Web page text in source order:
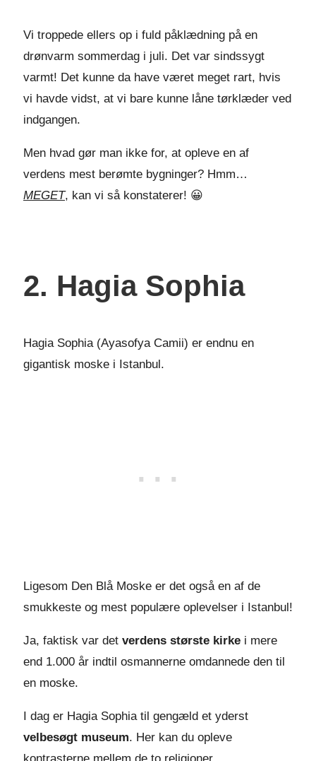
Vi troppede ellers op i fuld påklædning på en
drønvarm sommerdag i juli. Det var sindssygt
varmt! Det kunne da have været meget rart, hvis
vi havde vidst, at vi bare kunne låne tørklæder ved
indgangen.
Men hvad gør man ikke for, at opleve en af
verdens mest berømte bygninger? Hmm…
MEGET, kan vi så konstaterer! 😀
2. Hagia Sophia
Hagia Sophia (Ayasofya Camii) er endnu en
gigantisk moske i Istanbul.
Ligesom Den Blå Moske er det også en af de
smukkeste og mest populære oplevelser i Istanbul!
Ja, faktisk var det verdens største kirke i mere
end 1.000 år indtil osmannerne omdannede den til
en moske.
I dag er Hagia Sophia til gengæld et yderst
velbesøgt museum. Her kan du opleve
kontrasterne mellem de to religioner.